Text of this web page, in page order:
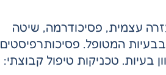
עצמית, פסיכודרמה, שיטה
המטופל. פסיכותרפיסטים
בעיות. טכניקות טיפול קבוצתי: